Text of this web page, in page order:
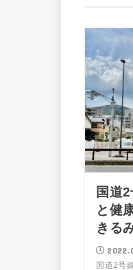
国道
と健
きる
国道2号